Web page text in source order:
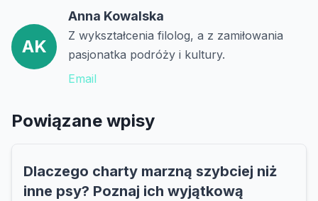
AK
Anna Kowalska
Z wykształcenia filolog, a z zamiłowania
pasjonatka podróży i kultury.
Email
Powiązane wpisy
Dlaczego charty marzną szybciej niż
inne psy? Poznaj ich wyjątkową